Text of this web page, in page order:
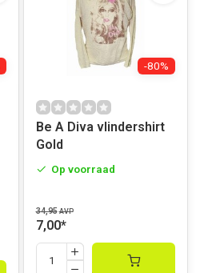
-80%
Be A Diva vlindershirt
Gold
Op voorraad
34,95 AVP
7,00*